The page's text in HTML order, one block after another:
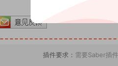
插件要求： 需要Saber插